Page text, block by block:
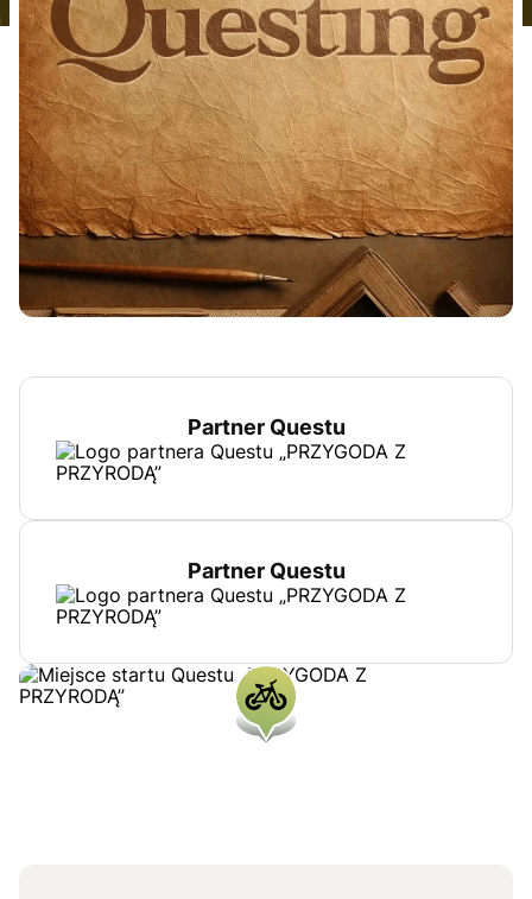
Partner Questu
Partner Questu